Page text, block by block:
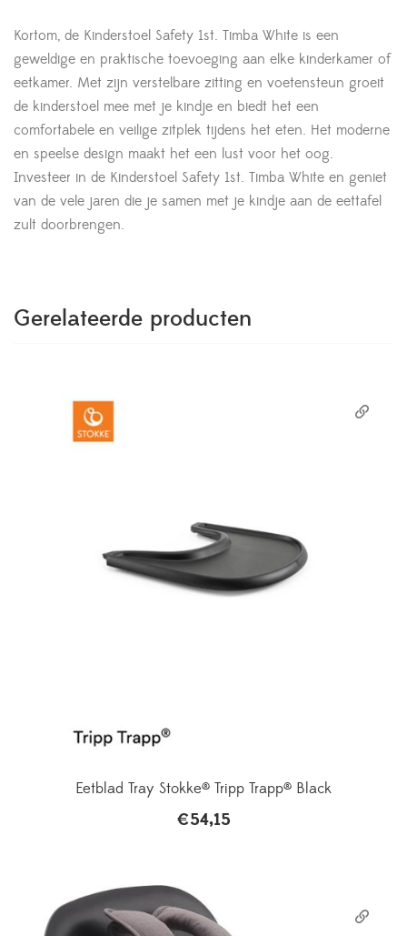
Kortom, de Kinderstoel Safety 1st. Timba White is een
geweldige en praktische toevoeging aan elke kinderkamer of
eetkamer. Met zijn verstelbare zitting en voetensteun groeit
de kinderstoel mee met je kindje en biedt het een
comfortabele en veilige zitplek tijdens het eten. Het moderne
en speelse design maakt het een lust voor het oog.
Investeer in de Kinderstoel Safety 1st. Timba White en geniet
van de vele jaren die je samen met je kindje aan de eettafel
zult doorbrengen.
Gerelateerde producten
Eetblad Tray Stokke® Tripp Trapp® Black
€54,15